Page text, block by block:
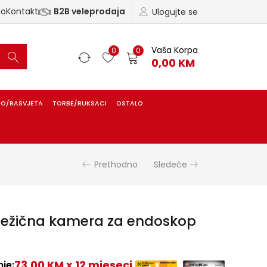
Ulogujte se
Kontakt B2B veleprodaja
0 0 Vaša Korpa
0,00 KM
RASVJETA TORBE/RUKSACI OSTALO
Prethodno Sledeće
kamera za endoskop